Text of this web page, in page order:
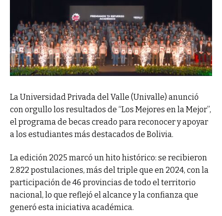
La Universidad Privada del Valle (Univalle) anunció
con orgullo los resultados de “Los Mejores en la Mejor”,
el programa de becas creado para reconocer y apoyar
a los estudiantes más destacados de Bolivia.
La edición 2025 marcó un hito histórico: se recibieron
2.822 postulaciones, más del triple que en 2024, con la
participación de 46 provincias de todo el territorio
nacional, lo que reflejó el alcance y la confianza que
generó esta iniciativa académica.